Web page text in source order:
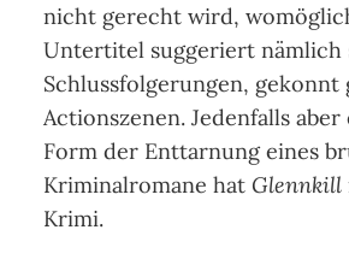
nicht ge­recht wird,
Unter­ti­tel sugge­riert näm­lich
Schluss­fol­gerun­gen,
Action­sze­nen. Jeden­falls
Form der Ent­tar­nung eines
Krimi­nal­romane hat Glennkill
Krimi.